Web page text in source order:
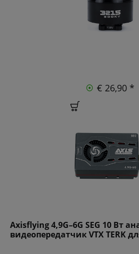
€ 26,90 *
Axisflying 4,9G–6G SEG 10 Вт
видеопередатчик VTX TERK